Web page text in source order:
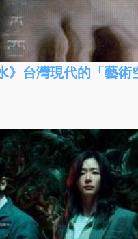
》台灣現代的「藝